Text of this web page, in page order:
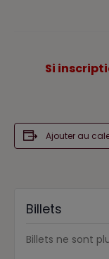
Si
Ajouter au
Billets
Billets ne sont